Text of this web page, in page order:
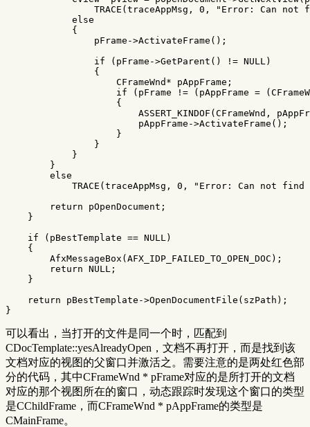
TRACE ( traceAppMsg , 0 ,
"Error: Can not
else
{
pFrame ->ActivateFrame ();
if
( pFrame ->GetParent () != NULL )
{
CFrameWnd * pAppFrame ;
if
( pFrame != ( pAppFrame = (
{
ASSERT_KINDOF ( CFrameWnd ,
pAppFrame ->ActivateFrame ();
}
}
}
}
else
TRACE ( traceAppMsg , 0 ,
"Error: Can not find
return
pOpenDocument ;
}
if
( pBestTemplate == NULL )
{
AfxMessageBox ( AFX_IDP_FAILED_TO_OPEN_DOC );
return NULL ;
}
return
pBestTemplate ->OpenDocumentFile ( szPath );
}
可以看出，当打开的文件是同一个时，匹配到
CDocTemplate::yesAlreadyOpen，文档不再打开，而是找到该
文档对应的视图的父窗口并激活之。需要注意的是两处红色部
分的代码，其中CFrameWnd * pFrame对应的是所打开的文档
对应的那个视图所在的窗口，动态跟踪时发现这个窗口的类型
是CChildFrame，而CFrameWnd * pAppFrame的类型是
CMainFrame。